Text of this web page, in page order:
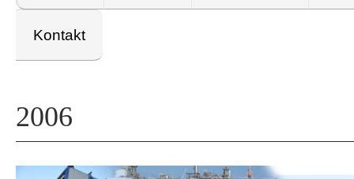
Kontakt
2006